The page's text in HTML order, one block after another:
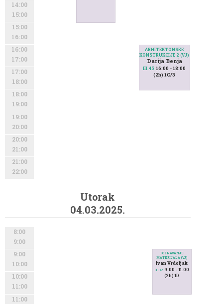
14:00
15:00
15:00
16:00
16:00
17:00
17:00
18:00
18:00
19:00
19:00
20:00
20:00
21:00
21:00
22:00
ARHITEKTONSKE
KONSTRUKCIJE 2 (VJ)
Darija Benja
III.45 16:00 - 18:00
(2h) 1C/3
Utorak
04.03.2025.
8:00
9:00
9:00
10:00
10:00
11:00
11:00
POZNAVANJE
MATERIJALA (VJ)
Ivan Vrdoljak
III.45 9:00 - 11:00
(2h) 1D